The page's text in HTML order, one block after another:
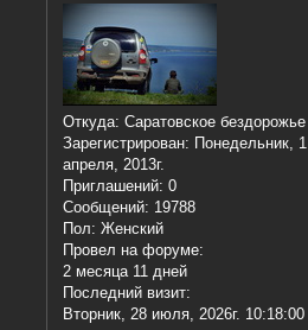
Откуда: Саратовское бездорожье
Зарегистрирован: Понедельник, 1
апреля, 2013г.
Приглашений: 0
Сообщений: 19788
Пол: Женский
Провел на форуме:
2 месяца 11 дней
Последний визит:
Вторник, 28 июля, 2026г. 10:18:00